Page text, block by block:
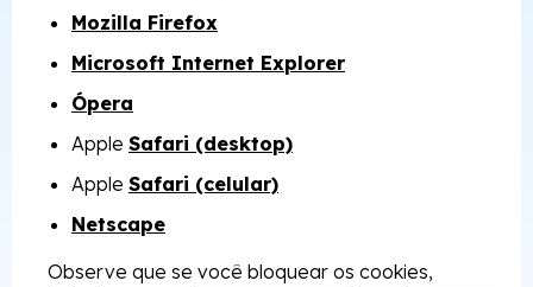
Mozilla Firefox
Microsoft Internet Explorer
Ópera
Apple Safari (desktop)
Apple Safari (celular)
Netscape
Observe que se você bloquear os cookies,